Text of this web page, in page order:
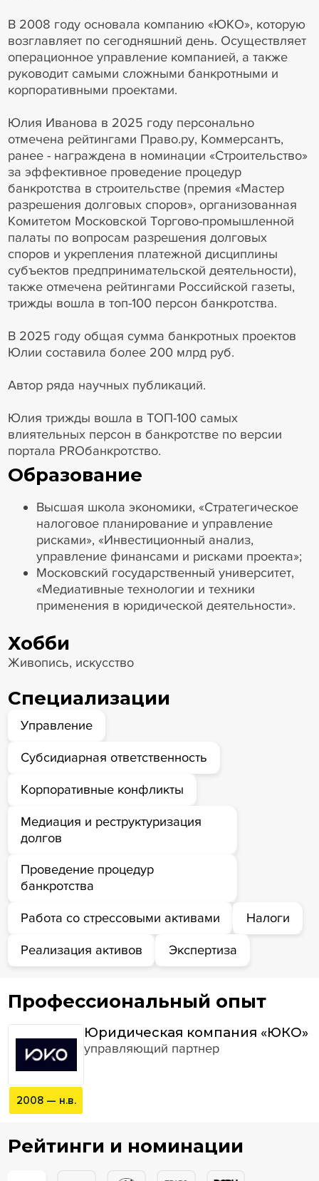
В 2008 году основала компанию «ЮКО», которую
возглавляет по сегодняшний день. Осуществляет
операционное управление компанией, а также
руководит самыми сложными банкротными и
корпоративными проектами.
Юлия Иванова в 2025 году персонально
отмечена рейтингами Право.ру, Коммерсантъ,
ранее - награждена в номинации «Строительство»
за эффективное проведение процедур
банкротства в строительстве (премия «Мастер
разрешения долговых споров», организованная
Комитетом Московской Торгово-промышленной
палаты по вопросам разрешения долговых
споров и укрепления платежной дисциплины
субъектов предпринимательской деятельности),
также отмечена рейтингами Российской газеты,
трижды вошла в топ-100 персон банкротства.
В 2025 году общая сумма банкротных проектов
Юлии составила более 200 млрд руб.
Автор ряда научных публикаций.
Юлия трижды вошла в ТОП-100 самых
влиятельных персон в банкротстве по версии
портала PROбанкротство.
Образование
Высшая школа экономики, «Стратегическое
налоговое планирование и управление
рисками», «Инвестиционный анализ,
управление финансами и рисками проекта»;
Московский государственный университет,
«Медиативные технологии и техники
применения в юридической деятельности».
Хобби
Живопись, искусство
Специализации
Управление
Субсидиарная ответственность
Корпоративные конфликты
Медиация и реструктуризация
долгов
Проведение процедур
банкротства
Работа со стрессовыми активами Налоги
Реализация активов Экспертиза
Профессиональный опыт
2008 — н.в.
Юридическая компания «ЮКО»
управляющий партнер
Рейтинги и номинации